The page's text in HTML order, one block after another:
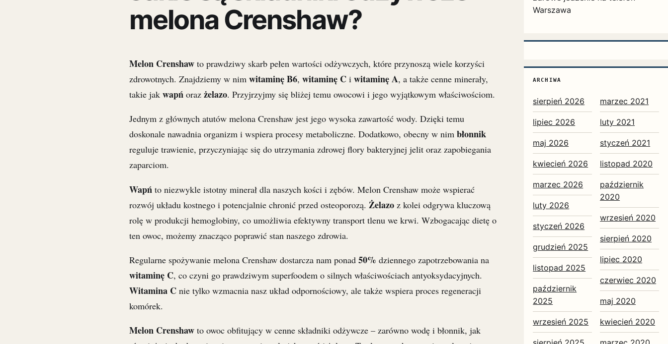
melona Crenshaw?
Melon Crenshawto prawdziwy skarb pełen wartości odżywczych, które przynoszą wiele korzyści
zdrowotnych. Znajdziemy w nim witaminę B6, witaminę Ci witaminę A, a także cenne minerały,
takie jak wapńoraz żelazo. Przyjrzyjmy się bliżej temu owocowi i jego wyjątkowym właściwościom.
Jednym z głównych atutów melona Crenshaw jest jego wysoka zawartość wody. Dzięki temu
doskonale nawadnia organizm i wspiera procesy metaboliczne. Dodatkowo, obecny w nim błonnik
reguluje trawienie, przyczyniając się do utrzymania zdrowej flory bakteryjnej jelit oraz zapobiegania
zaparciom.
Wapń to niezwykle istotny minerał dla naszych kości i zębów. Melon Crenshaw może wspierać
rozwój układu kostnego i potencjalnie chronić przed osteoporozą. Żelazoz kolei odgrywa kluczową
rolę w produkcji hemoglobiny, co umożliwia efektywny transport tlenu we krwi. Wzbogacając dietę o
ten owoc, możemy znacząco poprawić stan naszego zdrowia.
Regularne spożywanie melona Crenshaw dostarcza nam ponad 50% dziennego zapotrzebowania na
witaminę C, co czyni go prawdziwym superfoodem o silnych właściwościach antyoksydacyjnych.
Witamina Cnie tylko wzmacnia nasz układ odpornościowy, ale także wspiera proces regeneracji
komórek.
Melon Crenshawto owoc obfitujący w cenne składniki odżywcze – zarówno wodę i błonnik, jak
Warszawa
ARCHIWA
sierpień 2026
lipiec 2026
maj 2026
kwiecień 2026
marzec 2026
luty 2026
styczeń 2026
grudzień 2025
listopad 2025
październik
2025
wrzesień 2025
marzec 2021
luty 2021
styczeń 2021
listopad 2020
październik
2020
wrzesień 2020
sierpień 2020
lipiec 2020
czerwiec 2020
maj 2020
kwiecień 2020